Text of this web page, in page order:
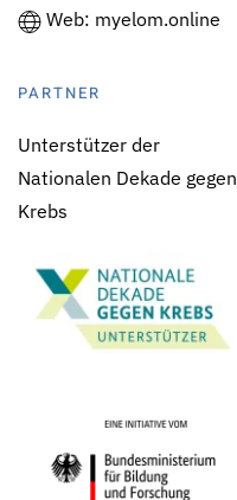
Web: myelom.online
PARTNER
Unterstützer der
Nationalen Dekade gegen
Krebs